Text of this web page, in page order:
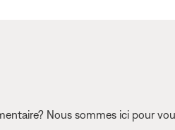
Nous sommes ici pour